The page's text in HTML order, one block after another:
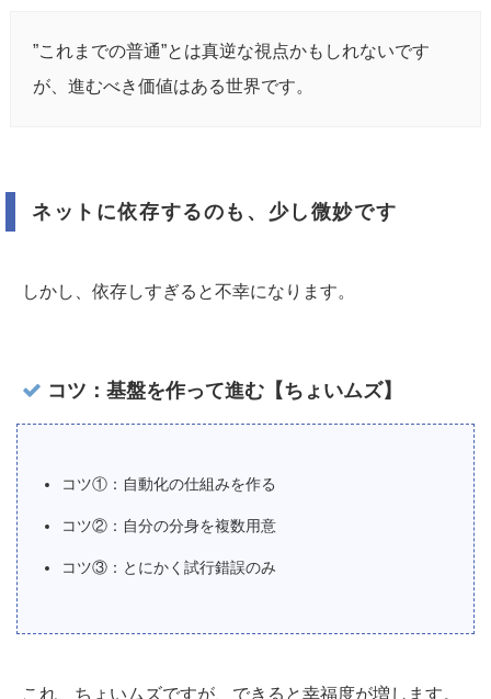
”これまでの普通”とは真逆な視点かもしれないです
が、進むべき価値はある世界です。
ネットに依存するのも、少し微妙です
しかし、依存しすぎると不幸になります。
コツ：基盤を作って進む【ちょいムズ】
コツ①：自動化の仕組みを作る
コツ②：自分の分身を複数用意
コツ③：とにかく試行錯誤のみ
これ、ちょいムズですが、できると幸福度が増します。